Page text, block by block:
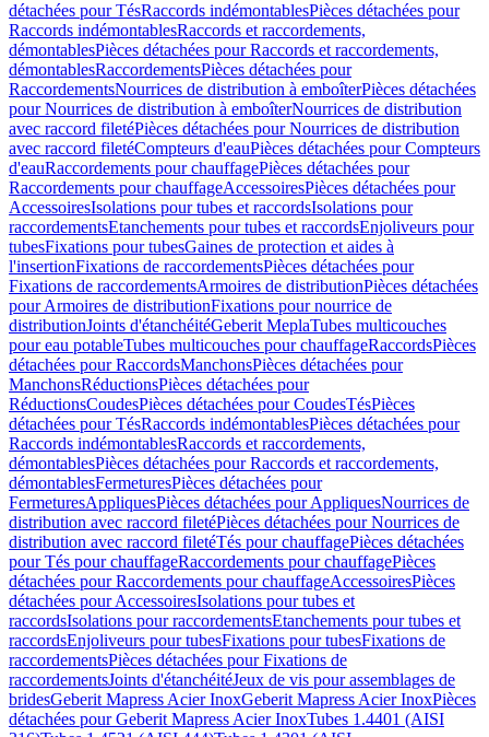
détachées pour TésRaccords indémontablesPièces détachées pour
Raccords indémontablesRaccords et raccordements,
démontablesPièces détachées pour Raccords et raccordements,
démontablesRaccordementsPièces détachées pour
RaccordementsNourrices de distribution à emboîterPièces détachées
pour Nourrices de distribution à emboîterNourrices de distribution
avec raccord filetéPièces détachées pour Nourrices de distribution
avec raccord filetéCompteurs d'eauPièces détachées pour Compteurs
d'eauRaccordements pour chauffagePièces détachées pour
Raccordements pour chauffageAccessoiresPièces détachées pour
AccessoiresIsolations pour tubes et raccordsIsolations pour
raccordementsEtanchements pour tubes et raccordsEnjoliveurs pour
tubesFixations pour tubesGaines de protection et aides à
l'insertionFixations de raccordementsPièces détachées pour
Fixations de raccordementsArmoires de distributionPièces détachées
pour Armoires de distributionFixations pour nourrice de
distributionJoints d'étanchéitéGeberit MeplaTubes multicouches
pour eau potableTubes multicouches pour chauffageRaccordsPièces
détachées pour RaccordsManchonsPièces détachées pour
ManchonsRéductionsPièces détachées pour
RéductionsCoudesPièces détachées pour CoudesTésPièces
détachées pour TésRaccords indémontablesPièces détachées pour
Raccords indémontablesRaccords et raccordements,
démontablesPièces détachées pour Raccords et raccordements,
démontablesFermeturesPièces détachées pour
FermeturesAppliquesPièces détachées pour AppliquesNourrices de
distribution avec raccord filetéPièces détachées pour Nourrices de
distribution avec raccord filetéTés pour chauffagePièces détachées
pour Tés pour chauffageRaccordements pour chauffagePièces
détachées pour Raccordements pour chauffageAccessoiresPièces
détachées pour AccessoiresIsolations pour tubes et
raccordsIsolations pour raccordementsEtanchements pour tubes et
raccordsEnjoliveurs pour tubesFixations pour tubesFixations de
raccordementsPièces détachées pour Fixations de
raccordementsJoints d'étanchéitéJeux de vis pour assemblages de
bridesGeberit Mapress Acier InoxGeberit Mapress Acier InoxPièces
détachées pour Geberit Mapress Acier InoxTubes 1.4401 (AISI